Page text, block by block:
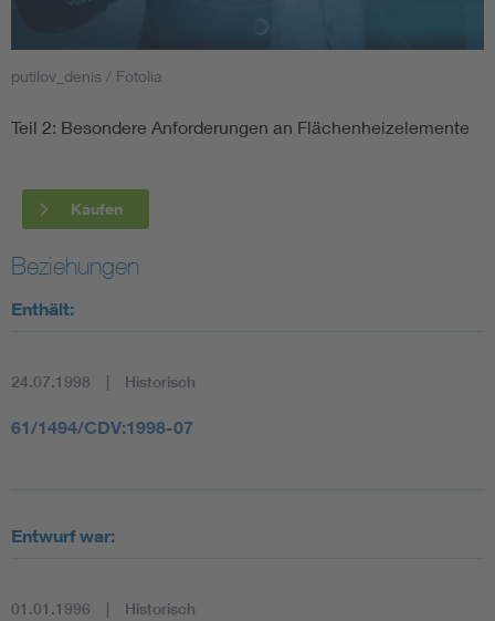
Smart Cities
Circular Economy für mehr Ressourceneffizienz
putilov_denis / Fotolia
Teil 2: Besondere Anforderungen an Flächenheizelemente
Kaufen
Beziehungen
Enthält:
24.07.1998 Historisch
61/1494/CDV:1998-07
Entwurf war:
01.01.1996 Historisch